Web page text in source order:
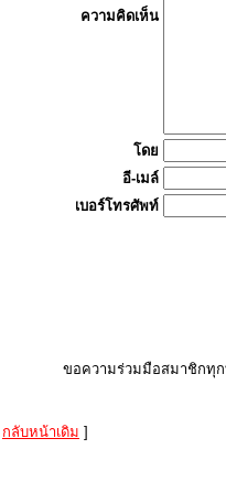
ความคิดเห็น
โดย
อี-เมล์
เบอร์โทรศัพท์
ขอความร่วมมือสมาชิกทุก
กลับหน้าเดิม ]